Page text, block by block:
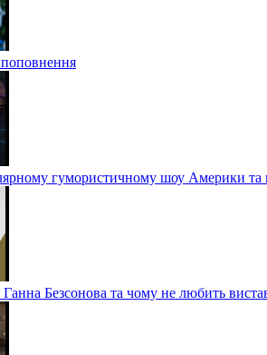
гумористичному шоу Америки та
Безсонова та чому не любить